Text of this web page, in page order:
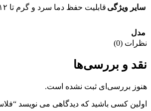
سایر ویژگی قابلیت حفظ دما سرد و گرم تا ۱۲ ساعت
مدل
نظرات (0)
نقد و بررسی‌ها
هنوز بررسی‌ای ثبت نشده است.
اولین کسی باشید که دیدگاهی می نویسد